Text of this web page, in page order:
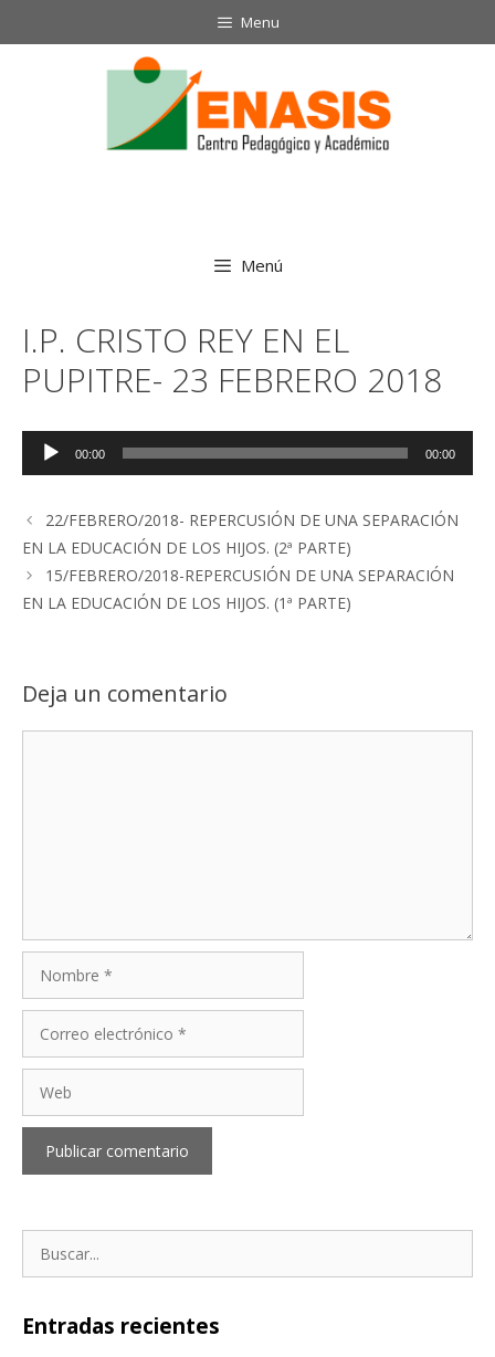
Menu
Menú
I.P. CRISTO REY EN EL
PUPITRE- 23 FEBRERO 2018
Reproductor
00:00 00:00
22/FEBRERO/2018- REPERCUSIÓN DE UNA SEPARACIÓN
EN LA EDUCACIÓN DE LOS HIJOS. (2ª PARTE)
15/FEBRERO/2018-REPERCUSIÓN DE UNA SEPARACIÓN
EN LA EDUCACIÓN DE LOS HIJOS. (1ª PARTE)
Deja un comentario
electrónico
Entradas recientes